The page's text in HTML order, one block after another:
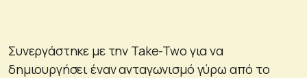
Συνεργάστηκε με την Take-Two για να
δημιουργήσει έναν ανταγωνισμό γύρω από το